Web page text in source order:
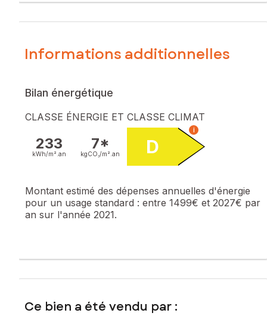
Informations additionnelles
Bilan énergétique
CLASSE ÉNERGIE ET CLASSE CLIMAT
233
kWh/m². an
7*
kgCO₂/m². an D
i
Montant estimé des dépenses annuelles d'énergie
pour un usage standard : entre 1499€ et 2027€ par
an sur l'année 2021.
Ce bien a été vendu par :